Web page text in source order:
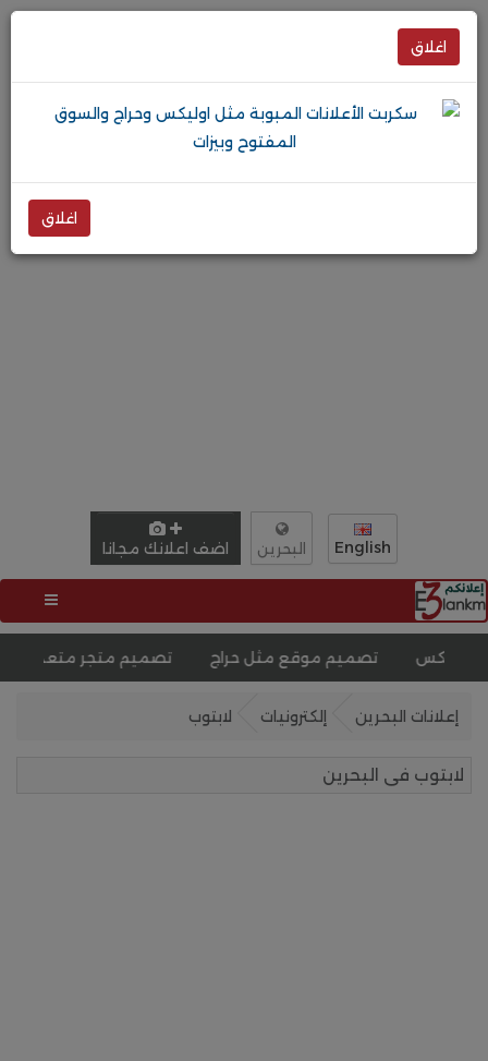
English البحرين اضف اعلانك مجانا
تصميم موقع مثل حراج تصميم متجر متعدد التجار افضل
إعلانات البحرين إلكترونيات لابتوب
لابتوب فى البحرين
اغلاق
اغلاق